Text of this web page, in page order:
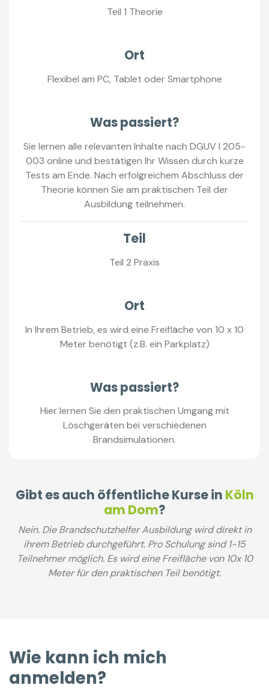
Teil 1 Theorie
Ort
Flexibel am PC, Tablet oder Smartphone
Was passiert?
Sie lernen alle relevanten Inhalte nach DGUV I 205-
003 online und bestätigen Ihr Wissen durch kurze
Tests am Ende. Nach erfolgreichem Abschluss der
Theorie können Sie am praktischen Teil der
Ausbildung teilnehmen.
Teil
Teil 2 Praxis
Ort
In Ihrem Betrieb, es wird eine Freifläche von 10 x 10
Meter benötigt (z.B. ein Parkplatz)
Was passiert?
Hier lernen Sie den praktischen Umgang mit
Löschgeräten bei verschiedenen
Brandsimulationen.
Gibt es auch öffentliche Kurse in Köln
am Dom?
Nein. Die Brandschutzhelfer Ausbildung wird direkt in
ihrem Betrieb durchgeführt. Pro Schulung sind 1-15
Teilnehmer möglich. Es wird eine Freifläche von 10x 10
Meter für den praktischen Teil benötigt.
Wie kann ich mich
anmelden?